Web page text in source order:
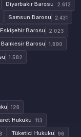
Diyarbakır Barosu 2.612
Samsun Barosu 2.431
Eskişehir Barosu 2.023
Balıkesir Barosu 1.890
1.582
128
Hukuku 113
Tüketici Hukuku 96